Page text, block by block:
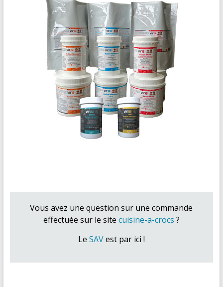
Vous avez une question sur une commande
effectuée sur le site cuisine-a-crocs ?
Le SAVest par ici !